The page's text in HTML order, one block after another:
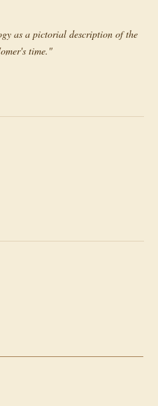
as a pictorial description of the
time."